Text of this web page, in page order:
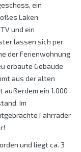
ein
Laken
und ein
lassen sich per
der Ferienwohnung
erbaute Gebäude
aus der alten
außerdem ein 1.000
Im
Fahrräder
und liegt ca. 3